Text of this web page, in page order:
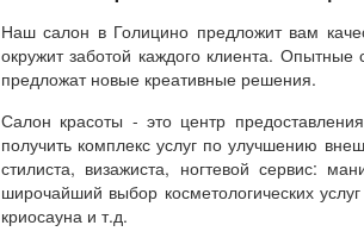
Наш салон в Голицино предложит вам
окружит заботой каждого клиента.
предложат новые креативные решения.
Салон красоты - это центр
получить комплекс услуг по улучшению
стилиста, визажиста, ногтевой сервис:
широчайший выбор косметологических
криосауна и т.д.